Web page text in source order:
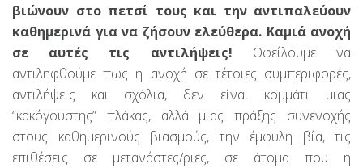
βιώνουν στο πετσί τους και την αντιπαλεύουν
καθημερινά για να ζήσουν ελεύθερα. Καμιά ανοχή
σε αυτές τις αντιλήψεις! Οφείλουμε να
αντιληφθούμε πως η ανοχή σε τέτοιες συμπεριφορές,
αντιλήψεις και σχόλια, δεν είναι κομμάτι μιας
“κακόγουστης” πλάκας, αλλά μιας πράξης συνενοχής
στους καθημερινούς βιασμούς, την έμφυλη βία, τις
επιθέσεις σε μετανάστες/ριες, σε άτομα που η